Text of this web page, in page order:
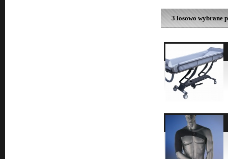
3 losowo wybrane